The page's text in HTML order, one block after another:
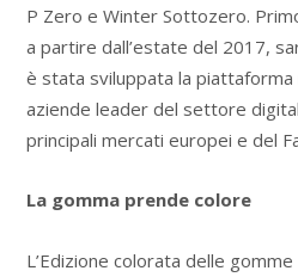
P Zero e Winter Sottozero.
a partire dall’estate del 2017,
è stata sviluppata la piattaforma
aziende leader del settore
principali mercati europei e del
La gomma prende colore
L’Edizione colorata delle